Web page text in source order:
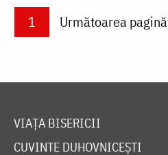
PaginareCurrent page
1 Next page
Următoarea pagină
VIAȚA BISERICII
CUVINTE DUHOVNICEȘTI